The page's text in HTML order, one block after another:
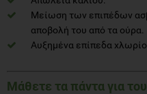
Μείωση των επιπέδων
αποβολή του από τα ούρα.
Αυξημένα επίπεδα
Μάθετε τα πάντα για